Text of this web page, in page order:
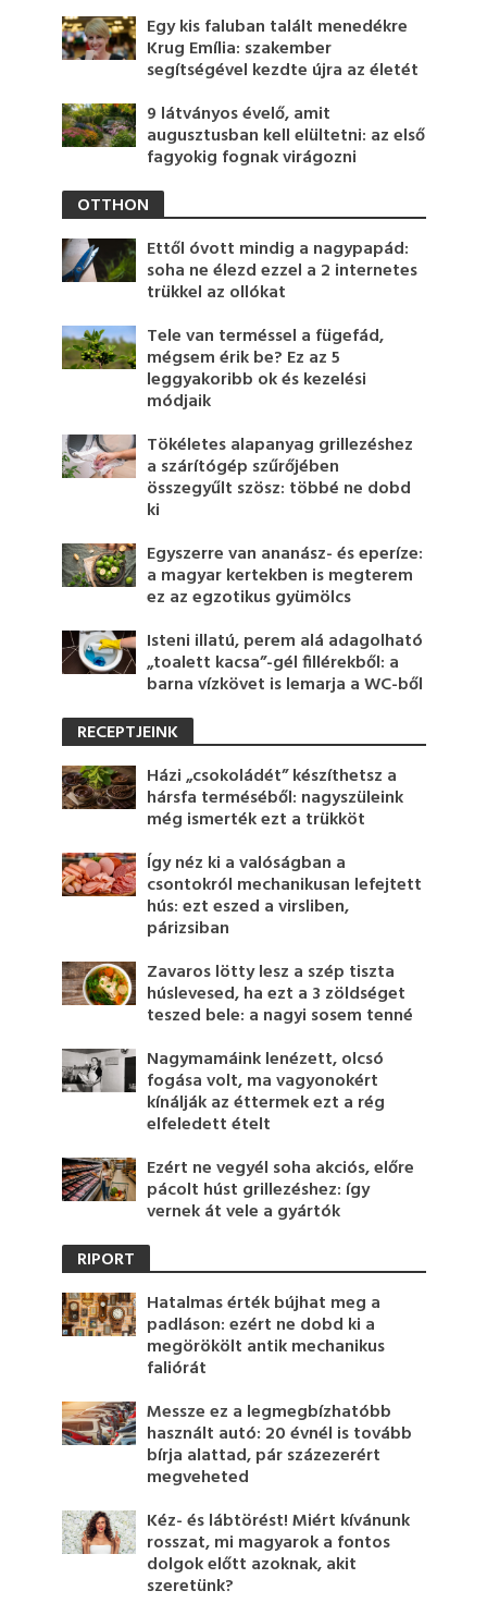
Egy kis faluban talált menedékre
Krug Emília: szakember
segítségével kezdte újra az életét
9 látványos évelő, amit
augusztusban kell elültetni: az első
fagyokig fognak virágozni
OTTHON
Ettől óvott mindig a nagypapád:
soha ne élezd ezzel a 2 internetes
trükkel az ollókat
Tele van terméssel a fügefád,
mégsem érik be? Ez az 5
leggyakoribb ok és kezelési
módjaik
Tökéletes alapanyag grillezéshez
a szárítógép szűrőjében
összegyűlt szösz: többé ne dobd
ki
Egyszerre van ananász- és eperíze:
a magyar kertekben is megterem
ez az egzotikus gyümölcs
Isteni illatú, perem alá adagolható
„toalett kacsa”-gél fillérekből: a
barna vízkövet is lemarja a WC-ből
RECEPTJEINK
Házi „csokoládét” készíthetsz a
hársfa terméséből: nagyszüleink
még ismerték ezt a trükköt
Így néz ki a valóságban a
csontokról mechanikusan lefejtett
hús: ezt eszed a virsliben,
párizsiban
Zavaros lötty lesz a szép tiszta
húslevesed, ha ezt a 3 zöldséget
teszed bele: a nagyi sosem tenné
Nagymamáink lenézett, olcsó
fogása volt, ma vagyonokért
kínálják az éttermek ezt a rég
elfeledett ételt
Ezért ne vegyél soha akciós, előre
pácolt húst grillezéshez: így
vernek át vele a gyártók
RIPORT
Hatalmas érték bújhat meg a
padláson: ezért ne dobd ki a
megörökölt antik mechanikus
faliórát
Messze ez a legmegbízhatóbb
használt autó: 20 évnél is tovább
bírja alattad, pár százezerért
megveheted
Kéz- és lábtörést! Miért kívánunk
rosszat, mi magyarok a fontos
dolgok előtt azoknak, akit
szeretünk?